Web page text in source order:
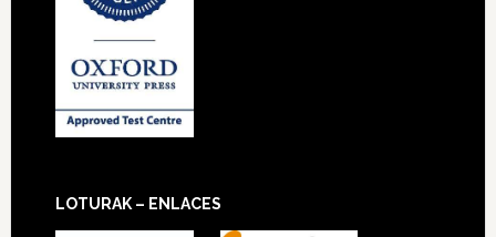
LOTURAK – ENLACES